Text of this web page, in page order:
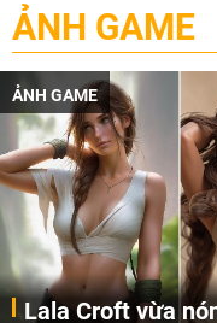
ẢNH GAME
ẢNH GAME
Lala Croft vừa